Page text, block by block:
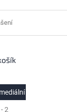
centra
2